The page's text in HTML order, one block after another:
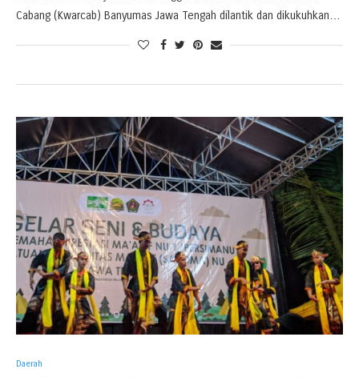
Cabang (Kwarcab) Banyumas Jawa Tengah dilantik dan dikukuhkan…
Daerah